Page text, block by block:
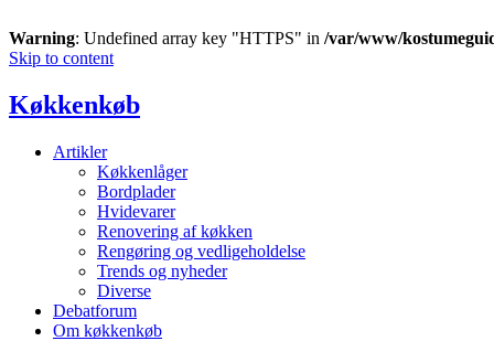
Warning: Undefined array key "HTTPS" in /var/www/
Skip to content
Køkkenkøb
Artikler
Køkkenlåger
Bordplader
Hvidevarer
Renovering af køkken
Rengøring og vedligeholdelse
Trends og nyheder
Diverse
Debatforum
Om køkkenkøb